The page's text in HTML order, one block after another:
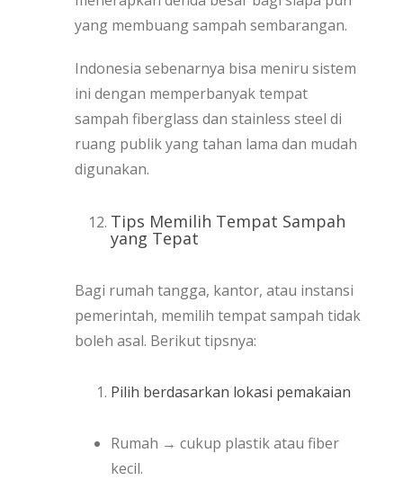
yang membuang sampah sembarangan.
Indonesia sebenarnya bisa meniru sistem
ini dengan memperbanyak tempat
sampah fiberglass dan stainless steel di
ruang publik yang tahan lama dan mudah
digunakan.
Tips Memilih Tempat Sampah
yang Tepat
Bagi rumah tangga, kantor, atau instansi
pemerintah, memilih tempat sampah tidak
boleh asal. Berikut tipsnya:
Pilih berdasarkan lokasi pemakaian
Rumah → cukup plastik atau fiber
kecil.